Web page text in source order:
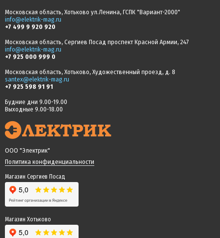
Московская область, Хотьково ул.Ленина, ГСПК "Вариант-2000"
info@elektrik-mag.ru
+7 499 9 920 920
Московская область, Сергиев Посад проспект Красной Армии, 247
info@elektrik-mag.ru
+7 925 000 999 0
Московская область, Хотьково, Художественный проезд, д. 8
santex@elektrik-mag.ru
+7 925 598 91 91
Будние дни 9.00-19.00
Выходные 9.00-18.00
ООО "Электрик"
Политика конфиденциальности
Магазин Сергиев Посад
Магазин Хотьково